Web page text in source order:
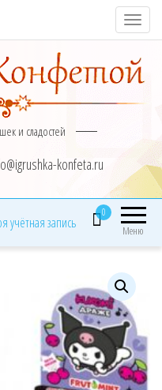
П
о
к
ь
/
С
ы
т
ь
н
а
и сладостей
konfeta.ru
Меню
0
учётная запись